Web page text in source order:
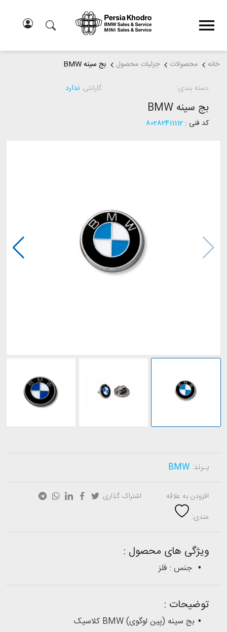
خانه محصولات جزئیات محصول
بج سینه BMW
دسته بندی:
گارانتی: ندارد
بج سینه BMW
کد فنی : 80282411112
بـرند: BMW
افزودن به علاقه
مندی:
اشتراک گذاری:
ویژگی های محصول :
جنس : فلز
توضیحات :
بج سینه (پین لوگوی) BMW کلاسیک